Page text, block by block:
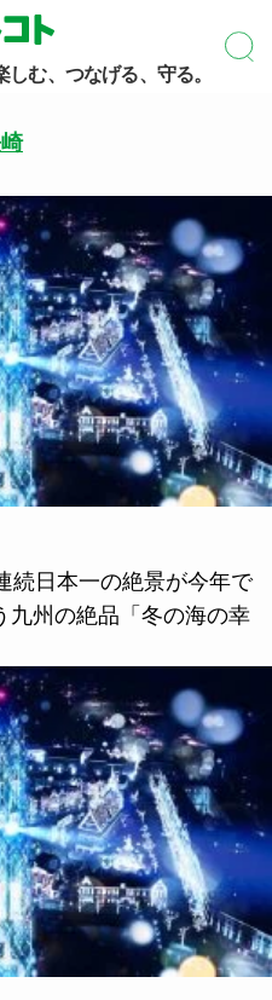
む、つなげる、守る。
続日本一の絶景が今年で
九州の絶品「冬の海の幸